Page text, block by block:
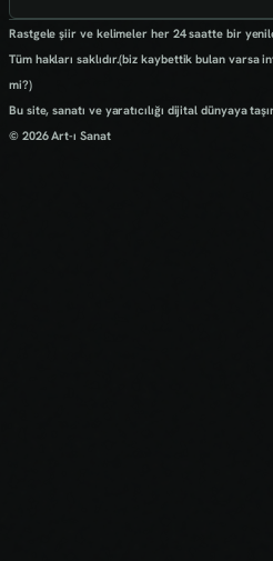
Rastgele şiir ve kelimeler her 24 saatte bir
Tüm hakları saklıdır.(biz kaybettik bulan
mi?)
Bu site, sanatı ve yaratıcılığı dijital dünyaya
© 2026 Art-ı Sanat